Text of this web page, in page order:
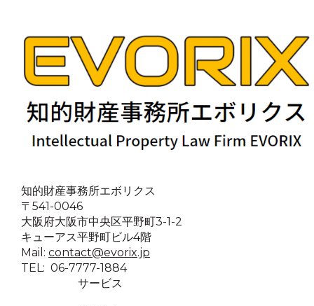
知的財産事務所エボリクス
〒541-0046
大阪府大阪市中央区平野町3-1-2
キューアス平野町ビル4階
Mail: contact@evorix.jp
TEL: 06-7777-1884
サービス